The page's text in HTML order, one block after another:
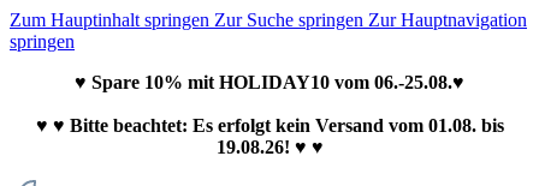
Zum Hauptinhalt springen Zur Suche springen Zur Hauptnavigation
springen
♥ Spare 10% mit HOLIDAY10 vom 06.-25.08.♥
♥ ♥ Bitte beachtet: Es erfolgt kein Versand vom 01.08. bis
19.08.26! ♥ ♥